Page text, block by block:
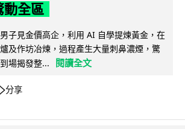
動全區
子見金價高企，利用 AI 自學提煉黃金，在
及作坊冶煉，過程產生大量刺鼻濃煙，驚
場揭發整...
閱讀全文
分享